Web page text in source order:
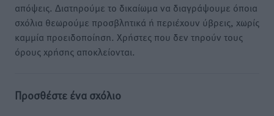
απόψεις. Διατηρούμε το δικαίωμα να διαγράψουμε όποια
σχόλια θεωρούμε προσβλητικά ή περιέχουν ύβρεις, χωρίς
καμμία προειδοποίηση. Χρήστες που δεν τηρούν τους
όρους χρήσης αποκλείονται.
Προσθέστε ένα σχόλιο